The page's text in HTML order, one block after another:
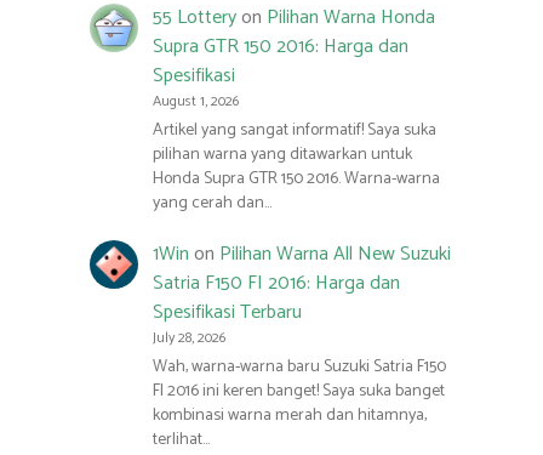
55 Lotteryon Pilihan Warna Honda
Supra GTR 150 2016: Harga dan
Spesifikasi
August 1, 2026
Artikel yang sangat informatif! Saya suka
pilihan warna yang ditawarkan untuk
Honda Supra GTR 150 2016. Warna-warna
yang cerah dan…
1Winon Pilihan Warna All New Suzuki
Satria F150 FI 2016: Harga dan
Spesifikasi Terbaru
July 28, 2026
Wah, warna-warna baru Suzuki Satria F150
FI 2016 ini keren banget! Saya suka banget
kombinasi warna merah dan hitamnya,
terlihat…